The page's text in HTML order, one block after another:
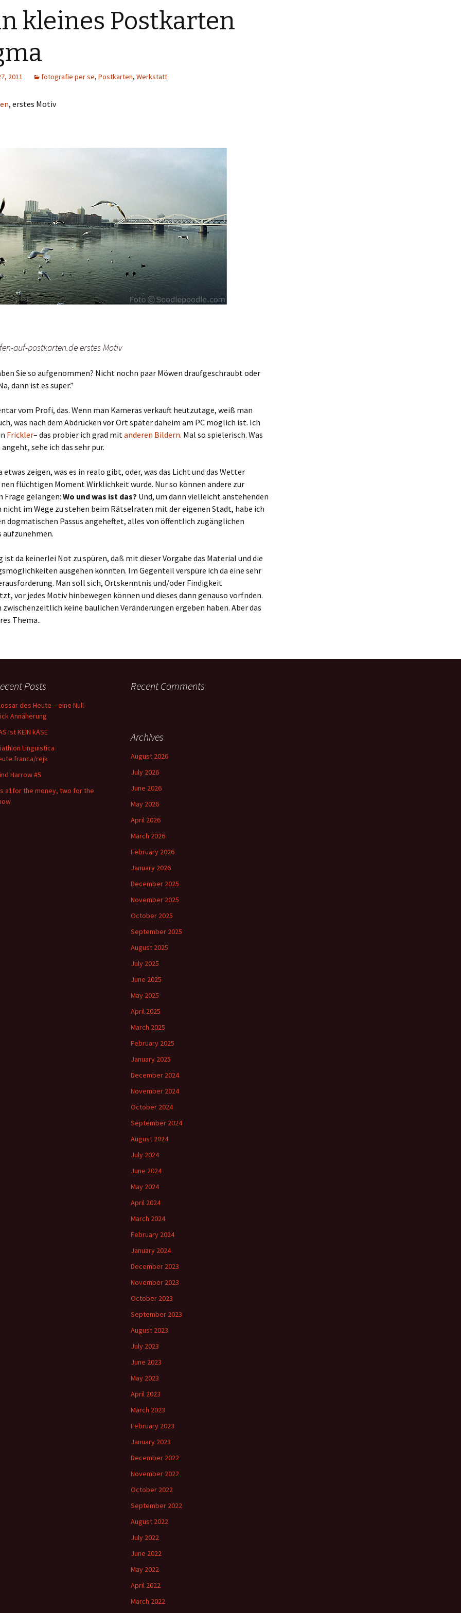
kleines Postkarten
2011 fotografie per se, Postkarten, Werkstatt
, erstes Motiv
auf-postkarten.de erstes Motiv
Sie so aufgenommen? Nicht nochn paar Möwen draufgeschraubt oder
dann ist es super.”
vom Profi, das. Wenn man Kameras verkauft heutzutage, weiß man
was nach dem Abdrücken vor Ort später daheim am PC möglich ist. Ich
Frickler– das probier ich grad mitanderen Bildern. Mal so spielerisch. Was
sehe ich das sehr pur.
etwas zeigen, was es in realo gibt, oder, was das Licht und das Wetter
flüchtigen Moment Wirklichkeit wurde. Nur so können andere zur
Frage gelangen:Wo und was ist das? Und, um dann vielleicht anstehenden
nicht im Wege zu stehen beim Rätselraten mit der eigenen Stadt, habe ich
dogmatischen Passus angeheftet, alles von öffentlich zugänglichen
aufzunehmen.
ist da keinerlei Not zu spüren, daß mit dieser Vorgabe das Material und die
ausgehen könnten. Im Gegenteil verspüre ich da eine sehr
Man soll sich, Ortskenntnis und/oder Findigkeit
vor jedes Motiv hinbewegen können und dieses dann genauso vorfnden.
keine baulichen Veränderungen ergeben haben. Aber das
Thema..
Posts
des Heute – eine Null-
Annäherung
Ist KEIN kÄSE
Linguistica
rejk
Harrow #5
a1for the money, two for the
Recent Comments
Archives
August 2026
July 2026
June 2026
May 2026
April 2026
March 2026
February 2026
January 2026
December 2025
November 2025
October 2025
September 2025
August 2025
July 2025
June 2025
May 2025
April 2025
March 2025
February 2025
January 2025
December 2024
November 2024
October 2024
September 2024
August 2024
July 2024
June 2024
May 2024
April 2024
March 2024
February 2024
January 2024
December 2023
November 2023
October 2023
September 2023
August 2023
July 2023
June 2023
May 2023
April 2023
March 2023
February 2023
January 2023
December 2022
November 2022
October 2022
September 2022
August 2022
July 2022
June 2022
May 2022
April 2022
March 2022